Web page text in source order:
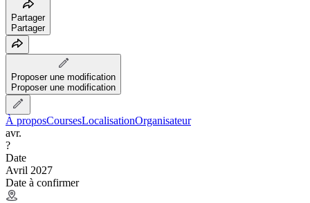
Partager
Partager
Proposer une modification
Proposer une modification
À proposCoursesLocalisationOrganisateur
avr.
?
Date
Avril 2027
Date à confirmer